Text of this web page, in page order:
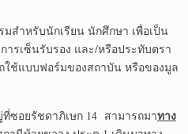
มสำหรับนักเรียน นักศึกษา เพื่อเป็น
ารเซ็นรับรอง และ/หรือประทับตรา
ช้แบบฟอร์มของสถาบัน หรือของมูล
ซอยรัชดาภิเษก 14 สามารถมาทาง